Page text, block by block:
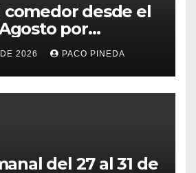
comedor desde el
por
2026 PACO PINEDA
del 27 al 31 de